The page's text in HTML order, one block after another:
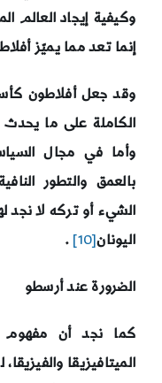
وكيفية إيجاد العالم
إنما تعد مما يميّز
وقد جعل أفلاطون
الكاملة على ما
وأما في مجال
بالعمق والتطور
الشيء أو تركه لا نجد
اليونان[10]
.
الضرورة عند أرسطو
كما نجد أن مفهوم
الميتافيزيقا